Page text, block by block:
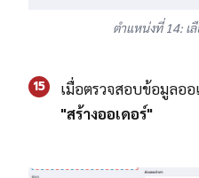
ตำแหน่งที่ 14: เ
15
เมื่อตรวจสอบข้อมูลอ
"สร้างออเดอร์"